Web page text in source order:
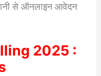
से ऑनलाइन आवेदन
2025 :